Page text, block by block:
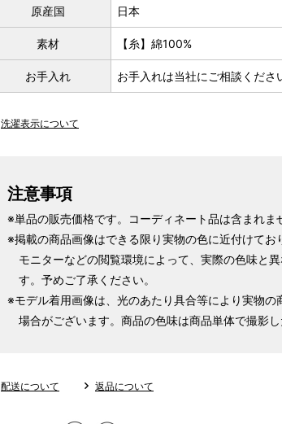
原産国 日本
素材 【糸】綿100%
お手入れ お手入れは当社にご相談くださ
洗濯表示について
注意事項
※単品の販売価格です。コーディネート品は含まれま
※掲載の商品画像はできる限り実物の色に近付けてお
モニターなどの閲覧環境によって、実際の色味と
す。予めご了承ください。
※モデル着用画像は、光のあたり具合等により実物の
場合がございます。商品の色味は商品単体で撮影し
配送について 返品について